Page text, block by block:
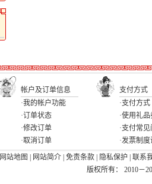
帐户及订单信息
支付方式
·我的帐户功能
·订单状态
·修改订单
·取消订单
·支付方式
·使用礼品
·支付常
·发票制
网站地图
网站简介 免责条款 隐私保护
联系
版权所有： 2010－